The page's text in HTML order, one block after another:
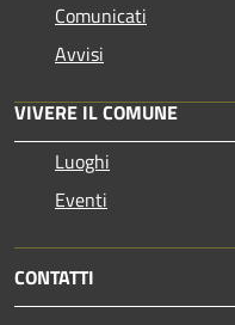
Comunicati
Avvisi
VIVERE IL COMUNE
Luoghi
Eventi
CONTATTI